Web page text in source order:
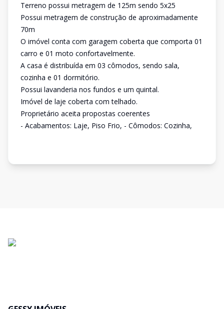
Terreno possui metragem de 125m sendo 5x25
Possui metragem de construção de aproximadamente
70m
O imóvel conta com garagem coberta que comporta 01
carro e 01 moto confortavelmente.
A casa é distribuída em 03 cômodos, sendo sala,
cozinha e 01 dormitório.
Possui lavanderia nos fundos e um quintal.
Imóvel de laje coberta com telhado.
Proprietário aceita propostas coerentes
- Acabamentos: Laje, Piso Frio, - Cômodos: Cozinha,